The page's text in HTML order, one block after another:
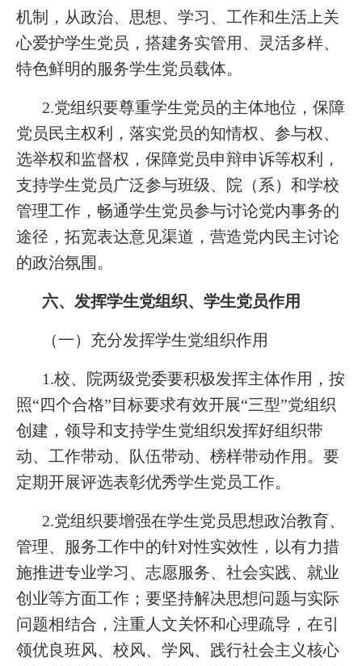
机制，从政治、思想、学习、工作和生活上关
心爱护学生党员，搭建务实管用、灵活多样、
特色鲜明的服务学生党员载体。
2.党组织要尊重学生党员的主体地位，保障
党员民主权利，落实党员的知情权、参与权、
选举权和监督权，保障党员申辩申诉等权利，
支持学生党员广泛参与班级、院（系）和学校
管理工作，畅通学生党员参与讨论党内事务的
途径，拓宽表达意见渠道，营造党内民主讨论
的政治氛围。
六、发挥学生党组织、学生党员作用
（一）充分发挥学生党组织作用
1.校、院两级党委要积极发挥主体作用，按
照“四个合格”目标要求有效开展“三型”党组织
创建，领导和支持学生党组织发挥好组织带
动、工作带动、队伍带动、榜样带动作用。要
定期开展评选表彰优秀学生党员工作。
2.党组织要增强在学生党员思想政治教育、
管理、服务工作中的针对性实效性，以有力措
施推进专业学习、志愿服务、社会实践、就业
创业等方面工作；要坚持解决思想问题与实际
问题相结合，注重人文关怀和心理疏导，在引
领优良班风、校风、学风、践行社会主义核心